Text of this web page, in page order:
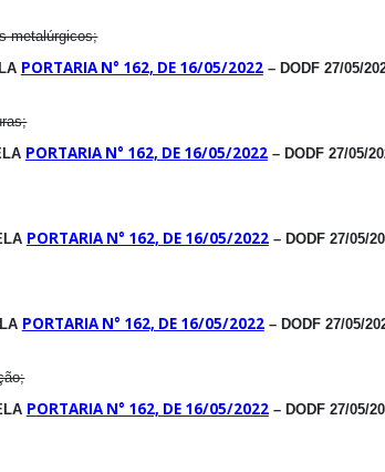
metalúrgicos;
PORTARIA N° 162, DE 16/05/2022– DODF 27/05/
PORTARIA N° 162, DE 16/05/2022– DODF 27/05/
PORTARIA N° 162, DE 16/05/2022– DODF 27/05/
PORTARIA N° 162, DE 16/05/2022– DODF 27/05/
PORTARIA N° 162, DE 16/05/2022– DODF 27/05/